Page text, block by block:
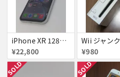
iPhone XR 128GB SIMフリー
¥22,800
Wii ジャンク
¥980
SOLD SOLD